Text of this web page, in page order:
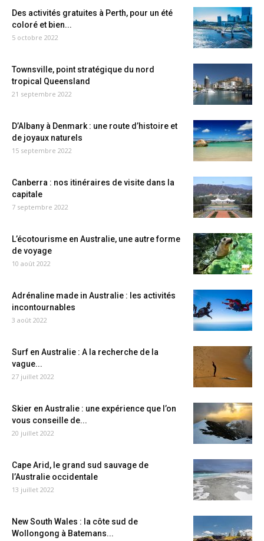
Des activités gratuites à Perth, pour un été
coloré et bien...
5 octobre 2022
Townsville, point stratégique du nord
tropical Queensland
21 septembre 2022
D’Albany à Denmark : une route d’histoire et
de joyaux naturels
15 septembre 2022
Canberra : nos itinéraires de visite dans la
capitale
7 septembre 2022
L’écotourisme en Australie, une autre forme
de voyage
10 août 2022
Adrénaline made in Australie : les activités
incontournables
3 août 2022
Surf en Australie : A la recherche de la
vague...
27 juillet 2022
Skier en Australie : une expérience que l’on
vous conseille de...
20 juillet 2022
Cape Arid, le grand sud sauvage de
l’Australie occidentale
13 juillet 2022
New South Wales : la côte sud de
Wollongong à Batemans...